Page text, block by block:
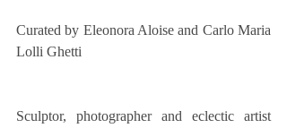
Curated by Eleonora Aloise and Carlo Maria
Lolli Ghetti
Sculptor, photographer and eclectic artist